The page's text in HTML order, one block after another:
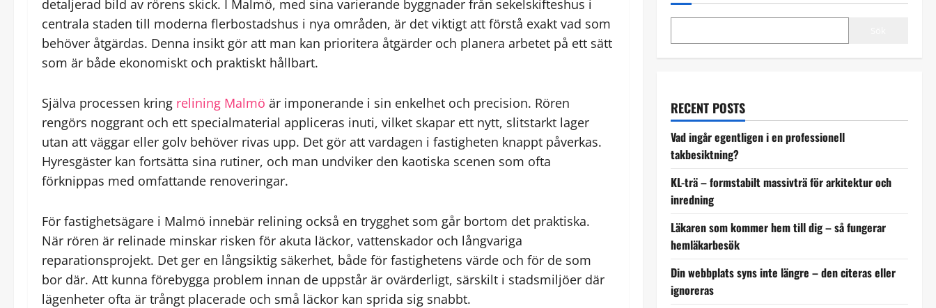
detaljerad bild av rörens skick. I Malmö, med sina varierande byggnader från sekelskifteshus i
centrala staden till moderna flerbostadshus i nya områden, är det viktigt att förstå exakt vad som
behöver åtgärdas. Denna insikt gör att man kan prioritera åtgärder och planera arbetet på ett sätt
som är både ekonomiskt och praktiskt hållbart.
Själva processen kring relining Malmö är imponerande i sin enkelhet och precision. Rören
rengörs noggrant och ett specialmaterial appliceras inuti, vilket skapar ett nytt, slitstarkt lager
utan att väggar eller golv behöver rivas upp. Det gör att vardagen i fastigheten knappt påverkas.
Hyresgäster kan fortsätta sina rutiner, och man undviker den kaotiska scenen som ofta
förknippas med omfattande renoveringar.
För fastighetsägare i Malmö innebär relining också en trygghet som går bortom det praktiska.
När rören är relinade minskar risken för akuta läckor, vattenskador och långvariga
reparationsprojekt. Det ger en långsiktig säkerhet, både för fastighetens värde och för de som
bor där. Att kunna förebygga problem innan de uppstår är ovärderligt, särskilt i stadsmiljöer där
lägenheter ofta är trångt placerade och små läckor kan sprida sig snabbt.
RECENT POSTS
Vad ingår egentligen i en professionell
takbesiktning?
KL-trä – formstabilt massivträ för arkitektur och
inredning
Läkaren som kommer hem till dig – så fungerar
hemläkarbesök
Din webbplats syns inte längre – den citeras eller
ignoreras